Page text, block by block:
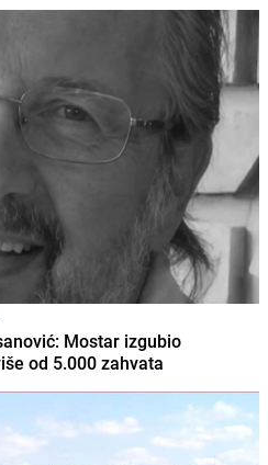
Mostar izgubio
od 5.000 zahvata